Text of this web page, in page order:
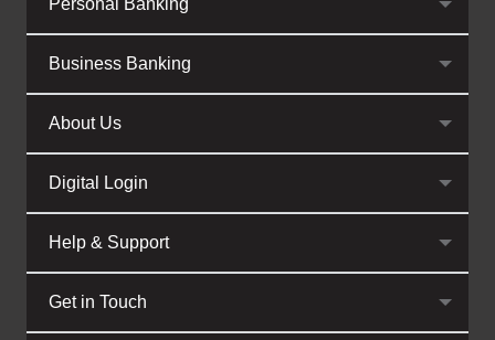
Personal Banking
Business Banking
About Us
Digital Login
Help & Support
Get in Touch